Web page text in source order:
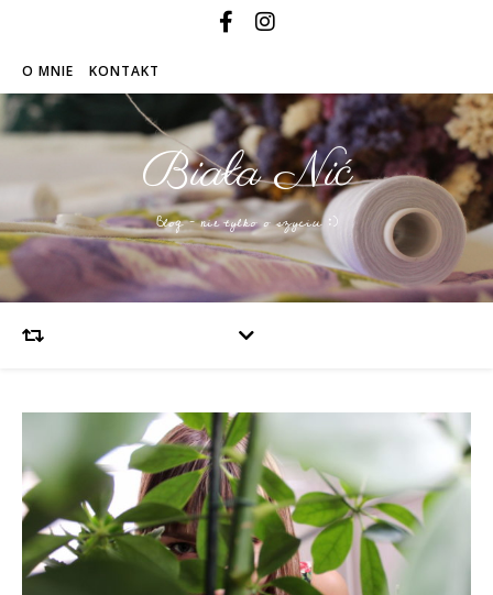
O MNIE KONTAKT
Biała Nić
Blog – nie tylko o szyciu :)